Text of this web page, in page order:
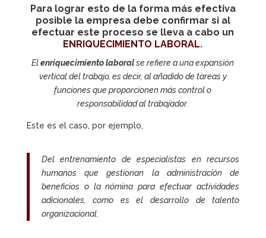
Para lograr esto de la forma más efectiva
posible la empresa debe confirmar si al
efectuar este proceso se lleva a cabo un
ENRIQUECIMIENTO LABORAL.
Elenriquecimiento laboralse refiere a una expansión
vertical del trabajo, es decir, al añadido de tareas y
funciones que proporcionen más control o
responsabilidad al trabajador.
Este es el caso, por ejemplo,
Del entrenamiento de especialistas en recursos
humanos que gestionan la administración de
beneficios o la nómina para efectuar actividades
adicionales, como es el desarrollo de talento
organizacional.